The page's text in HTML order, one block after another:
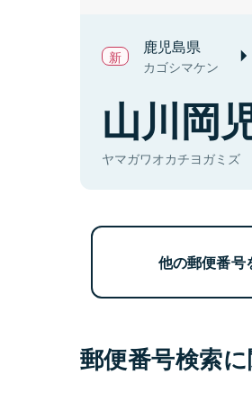
鹿児島県
カゴシマケン
山川岡
ヤマガワオカチヨガミズ
他の郵便番号
郵便番号検索